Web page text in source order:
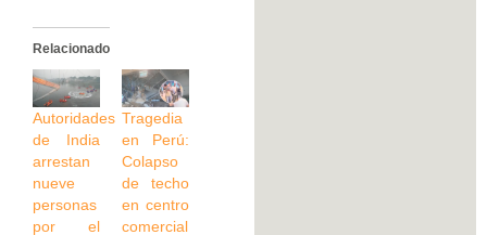
Relacionado
Autoridades
de India
arrestan
nueve
personas
por el
Tragedia
en Perú:
Colapso
de techo
en centro
comercial